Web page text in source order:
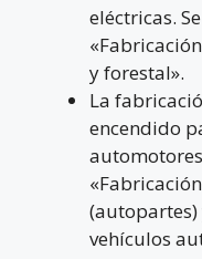
eléctricas.
y forestal».
La
encendido
(autopartes)
vehículos